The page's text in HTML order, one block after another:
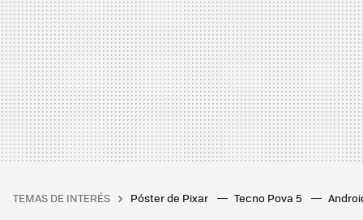
TEMAS DE INTERÉS Póster de Pixar Tecno Pova 5